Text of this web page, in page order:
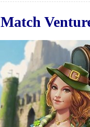
Match